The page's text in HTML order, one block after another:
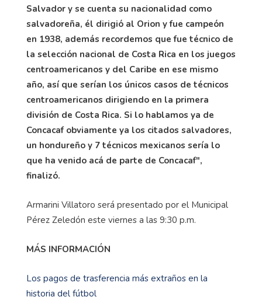
Salvador y se cuenta su nacionalidad como
salvadoreña, él dirigió al Orion y fue campeón
en 1938, además recordemos que fue técnico de
la selección nacional de Costa Rica en los juegos
centroamericanos y del Caribe en ese mismo
año, así que serían los únicos casos de técnicos
centroamericanos dirigiendo en la primera
división de Costa Rica. Si lo hablamos ya de
Concacaf obviamente ya los citados salvadores,
un hondureño y 7 técnicos mexicanos sería lo
que ha venido acá de parte de Concacaf",
finalizó.
Armarini Villatoro será presentado por el Municipal
Pérez Zeledón este viernes a las 9:30 p.m.
MÁS INFORMACIÓN
Los pagos de trasferencia más extraños en la
historia del fútbol